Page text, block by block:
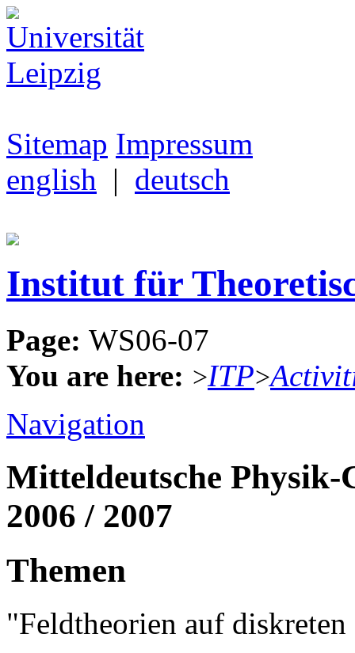
Sitemap Impressum
english | deutsch
Institut für
Page: WS06-07
You are here: >ITP>
Navigation
Mitteldeutsche Physik-
2006 / 2007
Themen
"Feldtheorien auf